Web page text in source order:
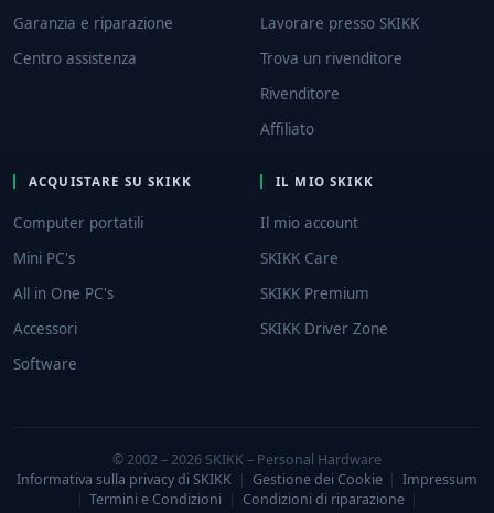
Garanzia e riparazione
Centro assistenza
Lavorare presso SKIKK
Trova un rivenditore
Rivenditore
Affiliato
ACQUISTARE SU SKIKK
Computer portatili
Mini PC's
All in One PC's
Accessori
Software
IL MIO SKIKK
Il mio account
SKIKK Care
SKIKK Premium
SKIKK Driver Zone
© 2002 – 2026 SKIKK – Personal Hardware
Informativa sulla privacy di SKIKK | Gestione dei Cookie | Impressum
| Termini e Condizioni | Condizioni di riparazione |